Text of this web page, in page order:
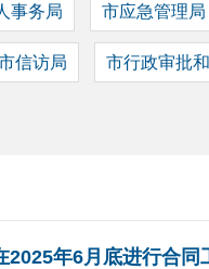
事务局 市应急管理局
信访局 市行政审批
年6月底进行合